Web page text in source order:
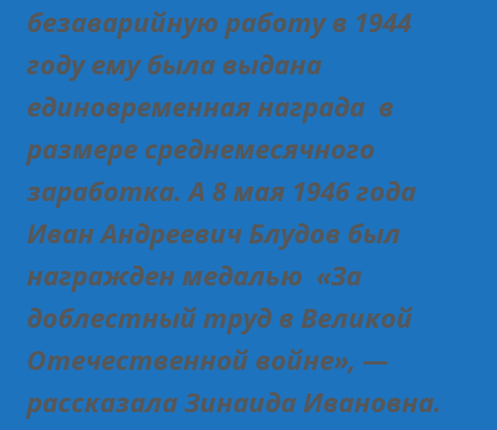
безаварийную работу в 1944
году ему была выдана
единовременная награда в
размере среднемесячного
заработка. А 8 мая 1946 года
Иван Андреевич Блудов был
награжден медалью «За
доблестный труд в Великой
Отечественной войне», —
рассказала Зинаида Ивановна.